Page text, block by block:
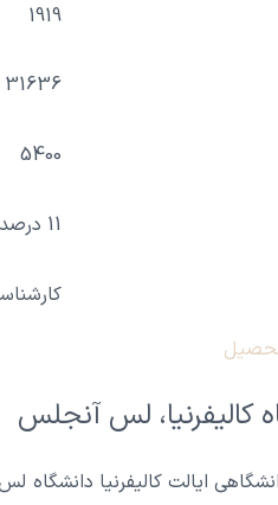
1919
31636
5400
11 درصد
تحصیل
کالیفرنیا، لس آنجلس
ایالت کالیفرنیا